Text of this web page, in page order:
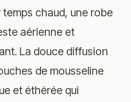
chaud, une robe
aérienne et
La douce diffusion
de mousseline
et éthérée qui